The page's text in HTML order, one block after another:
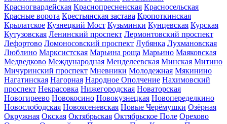
Красногвардейская Краснопресненская Красносельская
Красные ворота Крестьянская застава Кропоткинская
Крылатское Кузнецкий Мост Кузьминки Кунцевская Курская
Кутузовская Ленинский проспект Лермонтовский проспект
Лефортово Ломоносовский проспект Лубянка Лухмановская
Люблино Марксистская Марьина роща Марьино Маяковская
Медведково Международная Менделеевская Минская Митино
Мичуринский проспект Мневники Молодежная Мякинино
Нагатинская Нагорная Народное Ополчение Нахимовский
проспект Некрасовка Нижегородская Новаторская
Новогиреево Новокосино Новокузнецкая Новопеределкино
Новослободская Новоясеневская Новые Черёмушки Озёрная
Окружная Окская Октябрьская Октябрьское Поле Орехово